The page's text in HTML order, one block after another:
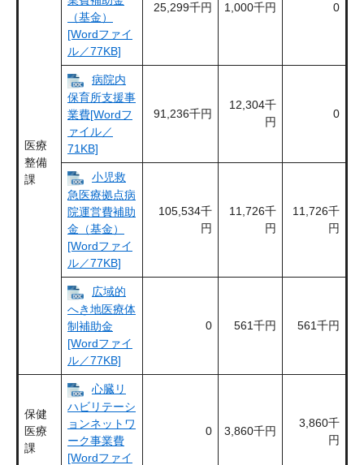
医療
整備
課
（基金）
[Wordファイ
ル／77KB]
25,299千円 1,000千円 0
病院内
保育所支援事
業費[Wordフ
ァイル／
71KB]
91,236千円
12,304千
円
0
小児救
急医療拠点病
院運営費補助
金（基金）
[Wordファイ
ル／77KB]
105,534千
円
11,726千
円
11,726千
円
広域的
へき地医療体
制補助金
[Wordファイ
ル／77KB]
0 561千円 561千円
保健
医療
課
心臓リ
ハビリテーシ
ョンネットワ
ーク事業費
[Wordファイ
0 3,860千円
3,860千
円